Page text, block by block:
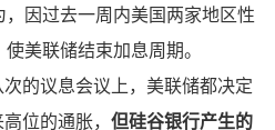
因过去一周内美国两家地区性
美联储结束加息周期。
的议息会议上，美联储都决定
位的通胀， 但硅谷银行产生的